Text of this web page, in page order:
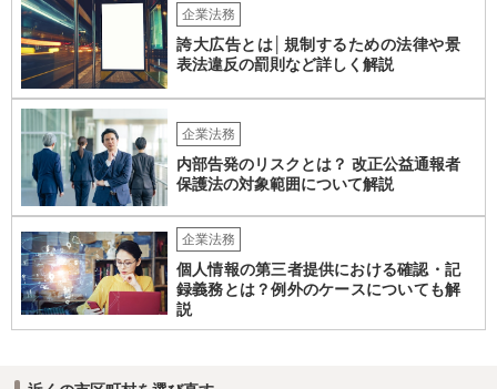
は避けるべきです。一方で、在職中の業務内容、権限分掌、引継ぎ資
料、不正を認識していなかった事情を整理し、必要な範囲で調査に協
力することは考えられます。 仮に、金銭請求や責任追及を示唆されて
いる場合には、会社とのやり取りを保存し、弁護士に相談したうえで
対応なさった方がよいでしょう。
企業法務
誇大広告とは│規制するための法律や景
表法違反の罰則など詳しく解説
企業法務
内部告発のリスクとは？ 改正公益通報者
保護法の対象範囲について解説
企業法務
個人情報の第三者提供における確認・記
録義務とは？例外のケースについても解
説